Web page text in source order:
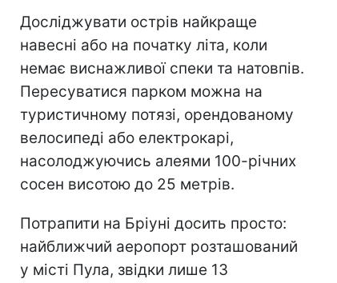
Досліджувати острів найкраще
навесні або на початку літа, коли
немає виснажливої спеки та натовпів.
Пересуватися парком можна на
туристичному потязі, орендованому
велосипеді або електрокарі,
насолоджуючись алеями 100-річних
сосен висотою до 25 метрів.
Потрапити на Бріуні досить просто:
найближчий аеропорт розташований
у місті Пула, звідки лише 13